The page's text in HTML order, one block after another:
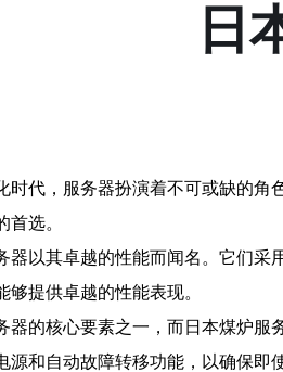
日
时代，服务器扮演着不可或缺的角
首选。
器以其卓越的性能而闻名。它们
够提供卓越的性能表现。
器的核心要素之一，而日本煤炉服
源和自动故障转移功能，以确保即